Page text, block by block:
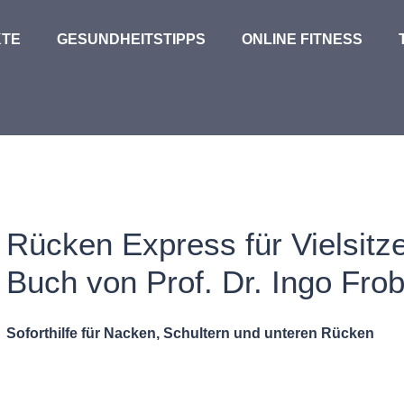
GESUNDHEITSTIPPS ONLINE FITNESS
Rücken Express für
Buch von Prof. Dr. Ingo
Soforthilfe für Nacken, Schultern und unteren Rücken